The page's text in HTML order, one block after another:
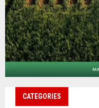
CATEGORIES